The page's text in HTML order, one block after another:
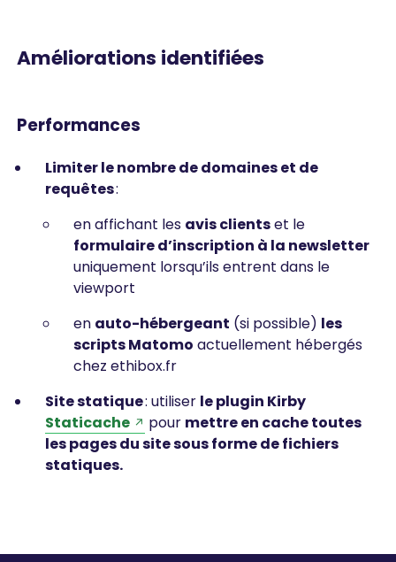
Améliorations identifiées
Performances
Limiter le nombre de domaines et de
requêtes:
en affichant les avis clientset le
formulaire d’inscription à la newsletter
uniquement lorsqu’ils entrent dans le
viewport
en auto-hébergeant (si possible) les
scripts Matomo actuellement hébergés
chez ethibox.fr
Site statique: utiliser le plugin Kirby
Staticache
pour mettre en cache toutes
les pages du site sous forme de fichiers
statiques.